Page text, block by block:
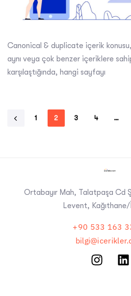
Canonical & duplicate içerik
aynı veya çok benzer içeriklere
karşılaştığında, hangi sayfayı
1 2 3 4 …
Ortabayır Mah, Talatpaşa Cd
Levent, Kağıthane/
+90 533 163